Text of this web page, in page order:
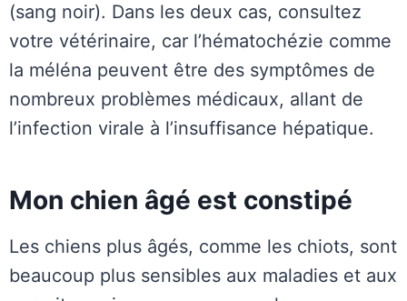
(sang noir). Dans les deux cas, consultez
votre vétérinaire, car l’hématochézie comme
la méléna peuvent être des symptômes de
nombreux problèmes médicaux, allant de
l’infection virale à l’insuffisance hépatique.
Mon chien âgé est constipé
Les chiens plus âgés, comme les chiots, sont
beaucoup plus sensibles aux maladies et aux